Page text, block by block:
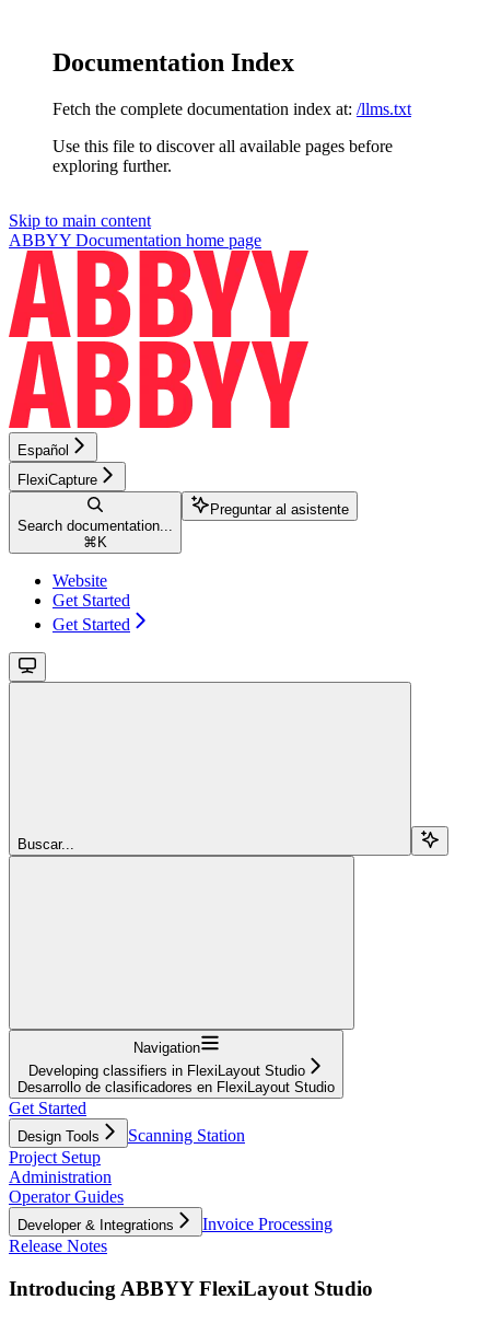
Documentation Index
Fetch the complete documentation index at: /llms.txt
Use this file to discover all available pages before
exploring further.
Skip to main content
ABBYY Documentation home page
Español
FlexiCapture
Search documentation...
⌘ K
Preguntar al asistente
Website
Get Started
Get Started
Buscar...
Navigation
Developing classifiers in FlexiLayout Studio
Desarrollo de clasificadores en FlexiLayout Studio
Get Started
Design Tools
Scanning Station
Project Setup
Administration
Operator Guides
Developer & Integrations
Invoice Processing
Release Notes
Introducing ABBYY FlexiLayout Studio